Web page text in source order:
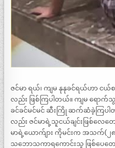
ဇင်မာ ရယ်၊ ကျမ နုနုခင်ရယ်ဟာ
လည်း ဖြစ်ကြပါတယ်။ ကျမ ရော
ခင်ခင်မင်မင် ဆီးကြို ဆက်ဆံခဲ့ကြပ
လည်း ဇင်မာရဲ့သူငယ်ချင်းဖြစ်လေ
မာရဲ့ယောက်ျား ကိုမင်းက အသက်(၂၈
သဘောသကာရကောင်းသူ ဖြစ်ပေတေ